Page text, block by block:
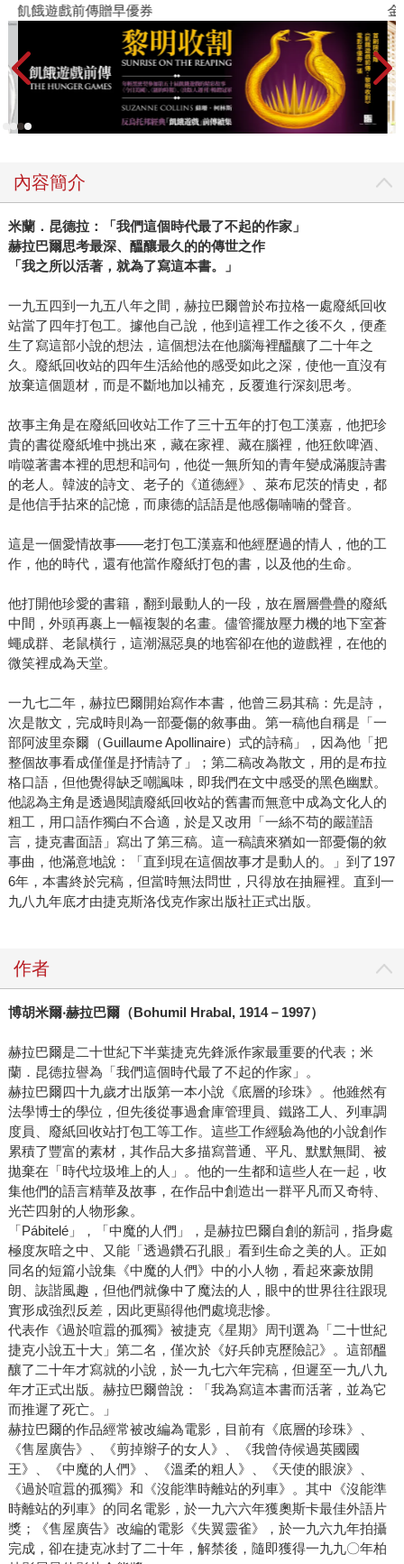
飢餓遊戲前傳贈早優券 金
內容簡介
米蘭．昆德拉：「我們這個時代最了不起的作家」
赫拉巴爾思考最深、醞釀最久的的傳世之作
「我之所以活著，就為了寫這本書。」
一九五四到一九五八年之間，赫拉巴爾曾於布拉格一處廢紙回收
站當了四年打包工。據他自己說，他到這裡工作之後不久，便產
生了寫這部小說的想法，這個想法在他腦海裡醞釀了二十年之
久。廢紙回收站的四年生活給他的感受如此之深，使他一直沒有
放棄這個題材，而是不斷地加以補充，反覆進行深刻思考。
故事主角是在廢紙回收站工作了三十五年的打包工漢嘉，他把珍
貴的書從廢紙堆中挑出來，藏在家裡、藏在腦裡，他狂飲啤酒、
啃噬著書本裡的思想和詞句，他從一無所知的青年變成滿腹詩書
的老人。韓波的詩文、老子的《道德經》、萊布尼茨的情史，都
是他信手拈來的記憶，而康德的話語是他感傷喃喃的聲音。
這是一個愛情故事——老打包工漢嘉和他經歷過的情人，他的工
作，他的時代，還有他當作廢紙打包的書，以及他的生命。
他打開他珍愛的書籍，翻到最動人的一段，放在層層疊疊的廢紙
中間，外頭再裹上一幅複製的名畫。儘管擺放壓力機的地下室蒼
蠅成群、老鼠橫行，這潮濕惡臭的地窖卻在他的遊戲裡，在他的
微笑裡成為天堂。
一九七二年，赫拉巴爾開始寫作本書，他曾三易其稿：先是詩，
次是散文，完成時則為一部憂傷的敘事曲。第一稿他自稱是「一
部阿波里奈爾（Guillaume Apollinaire）式的詩稿」，因為他「把
整個故事看成僅僅是抒情詩了」；第二稿改為散文，用的是布拉
格口語，但他覺得缺乏嘲諷味，即我們在文中感受的黑色幽默。
他認為主角是透過閱讀廢紙回收站的舊書而無意中成為文化人的
粗工，用口語作獨白不合適，於是又改用「一絲不苟的嚴謹語
言，捷克書面語」寫出了第三稿。這一稿讀來猶如一部憂傷的敘
事曲，他滿意地說：「直到現在這個故事才是動人的。」到了197
6年，本書終於完稿，但當時無法問世，只得放在抽屜裡。直到一
九八九年底才由捷克斯洛伐克作家出版社正式出版。
作者
博胡米爾‧赫拉巴爾（Bohumil Hrabal, 1914－1997）
赫拉巴爾是二十世紀下半葉捷克先鋒派作家最重要的代表；米
蘭．昆德拉譽為「我們這個時代最了不起的作家」。
赫拉巴爾四十九歲才出版第一本小說《底層的珍珠》。他雖然有
法學博士的學位，但先後從事過倉庫管理員、鐵路工人、列車調
度員、廢紙回收站打包工等工作。這些工作經驗為他的小說創作
累積了豐富的素材，其作品大多描寫普通、平凡、默默無聞、被
拋棄在「時代垃圾堆上的人」。他的一生都和這些人在一起，收
集他們的語言精華及故事，在作品中創造出一群平凡而又奇特、
光芒四射的人物形象。
「Pábitelé」，「中魔的人們」，是赫拉巴爾自創的新詞，指身處
極度灰暗之中、又能「透過鑽石孔眼」看到生命之美的人。正如
同名的短篇小說集《中魔的人們》中的小人物，看起來豪放開
朗、詼諧風趣，但他們就像中了魔法的人，眼中的世界往往跟現
實形成強烈反差，因此更顯得他們處境悲慘。
代表作《過於喧囂的孤獨》被捷克《星期》周刊選為「二十世紀
捷克小說五十大」第二名，僅次於《好兵帥克歷險記》。這部醞
釀了二十年才寫就的小說，於一九七六年完稿，但遲至一九八九
年才正式出版。赫拉巴爾曾說：「我為寫這本書而活著，並為它
而推遲了死亡。」
赫拉巴爾的作品經常被改編為電影，目前有《底層的珍珠》、
《售屋廣告》、《剪掉辮子的女人》、《我曾侍候過英國國
王》、《中魔的人們》、《溫柔的粗人》、《天使的眼淚》、
《過於喧囂的孤獨》和《沒能準時離站的列車》。其中《沒能準
時離站的列車》的同名電影，於一九六六年獲奧斯卡最佳外語片
獎；《售屋廣告》改編的電影《失翼靈雀》，於一九六九年拍攝
完成，卻在捷克冰封了二十年，解禁後，隨即獲得一九九〇年柏